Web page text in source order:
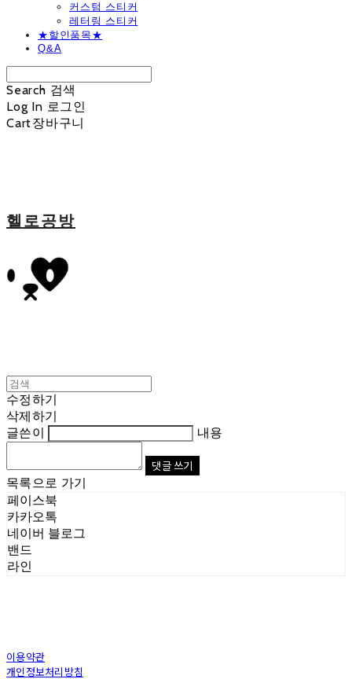
커스텀 스티커
레터링 스티커
★할인품목★
Q&A
Search 검색
Log In 로그인
Cart장바구니
헬로공방
수정하기
삭제하기
글쓴이
내용
댓글 쓰기
목록으로 가기
페이스북
카카오톡
네이버 블로그
밴드
라인
이용약관
개인정보처리방침